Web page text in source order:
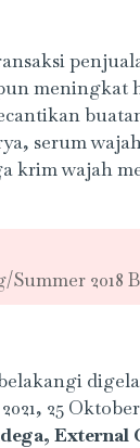
meningkat
serum
krim wajah
Summer 2018
25
External